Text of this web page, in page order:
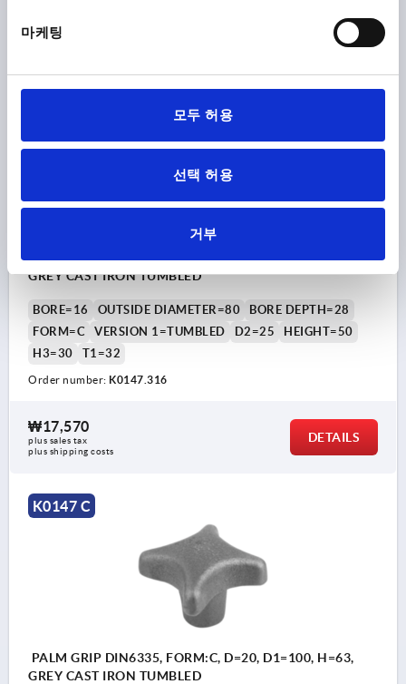
마케팅
모두 허용
선택 허용
거부
₩10,750
plus sales tax
DETAILS
PALM GRIP DIN6335, FORM:C, D=16, D1=80, H=50,
GREY CAST IRON TUMBLED
BORE=16 OUTSIDE DIAMETER=80
BORE DEPTH=28
FORM=C
VERSION 1=TUMBLED D2=25
HEIGHT=50
H3=30
T1=32
Order number: K0147.316
₩17,570
plus sales tax
plus shipping costs
DETAILS
K0147 C
PALM GRIP DIN6335, FORM:C, D=20, D1=100, H=63,
GREY CAST IRON TUMBLED